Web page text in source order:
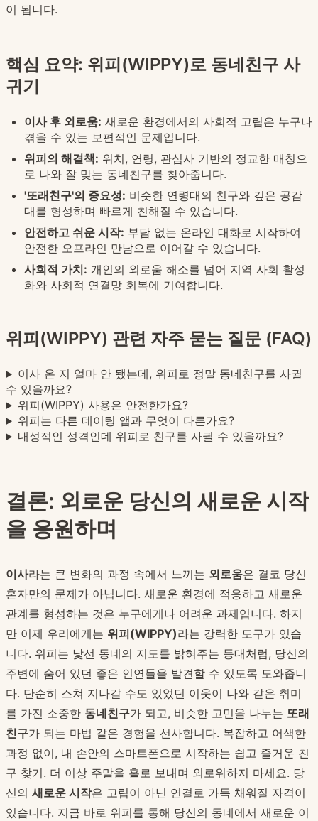
이 됩니다.
핵심 요약: 위피(WIPPY)로 동네친구 사
귀기
이사 후 외로움: 새로운 환경에서의 사회적 고립은 누구나
겪을 수 있는 보편적인 문제입니다.
위피의 해결책: 위치, 연령, 관심사 기반의 정교한 매칭으
로 나와 잘 맞는 동네친구를 찾아줍니다.
'또래친구'의 중요성: 비슷한 연령대의 친구와 깊은 공감
대를 형성하며 빠르게 친해질 수 있습니다.
안전하고 쉬운 시작: 부담 없는 온라인 대화로 시작하여
안전한 오프라인 만남으로 이어갈 수 있습니다.
사회적 가치: 개인의 외로움 해소를 넘어 지역 사회 활성
화와 사회적 연결망 회복에 기여합니다.
위피(WIPPY) 관련 자주 묻는 질문 (FAQ)
이사 온 지 얼마 안 됐는데, 위피로 정말 동네친구를 사귈
수 있을까요?
위피(WIPPY) 사용은 안전한가요?
위피는 다른 데이팅 앱과 무엇이 다른가요?
내성적인 성격인데 위피로 친구를 사귈 수 있을까요?
결론: 외로운 당신의 새로운 시작
을 응원하며
이사라는 큰 변화의 과정 속에서 느끼는 외로움은 결코 당신
혼자만의 문제가 아닙니다. 새로운 환경에 적응하고 새로운
관계를 형성하는 것은 누구에게나 어려운 과제입니다. 하지
만 이제 우리에게는 위피(WIPPY)라는 강력한 도구가 있습
니다. 위피는 낯선 동네의 지도를 밝혀주는 등대처럼, 당신의
주변에 숨어 있던 좋은 인연들을 발견할 수 있도록 도와줍니
다. 단순히 스쳐 지나갈 수도 있었던 이웃이 나와 같은 취미
를 가진 소중한 동네친구가 되고, 비슷한 고민을 나누는 또래
친구가 되는 마법 같은 경험을 선사합니다. 복잡하고 어색한
과정 없이, 내 손안의 스마트폰으로 시작하는 쉽고 즐거운 친
구 찾기. 더 이상 주말을 홀로 보내며 외로워하지 마세요. 당
신의 새로운 시작은 고립이 아닌 연결로 가득 채워질 자격이
있습니다. 지금 바로 위피를 통해 당신의 동네에서 새로운 이